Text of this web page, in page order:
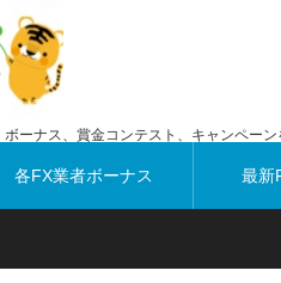
ーナス、賞金コンテスト、キャンペー
各FX業者ボーナス 最新